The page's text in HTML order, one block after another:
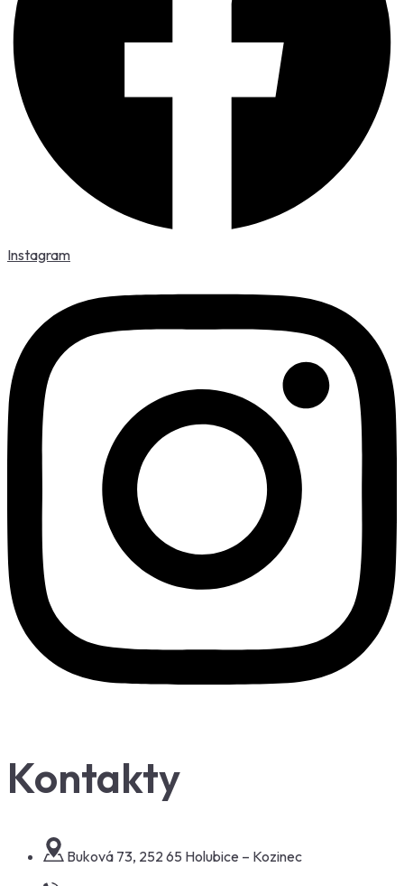
Instagram
Kontakty
Buková 73, 252 65 Holubice – Kozinec